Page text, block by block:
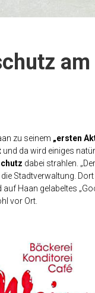
am
zu seinem „ersten
und da wird einiges
dabei strahlen.
Stadtverwaltung.
Haan gelabeltes
vor Ort.